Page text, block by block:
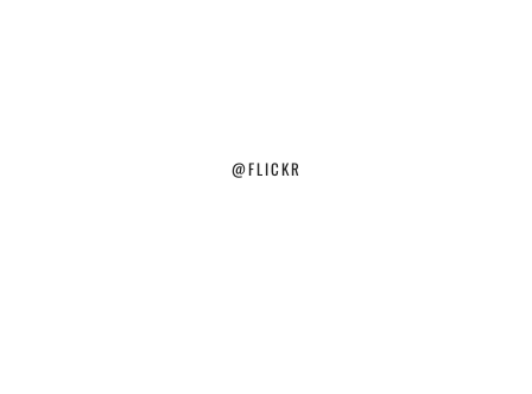
@FLICKR